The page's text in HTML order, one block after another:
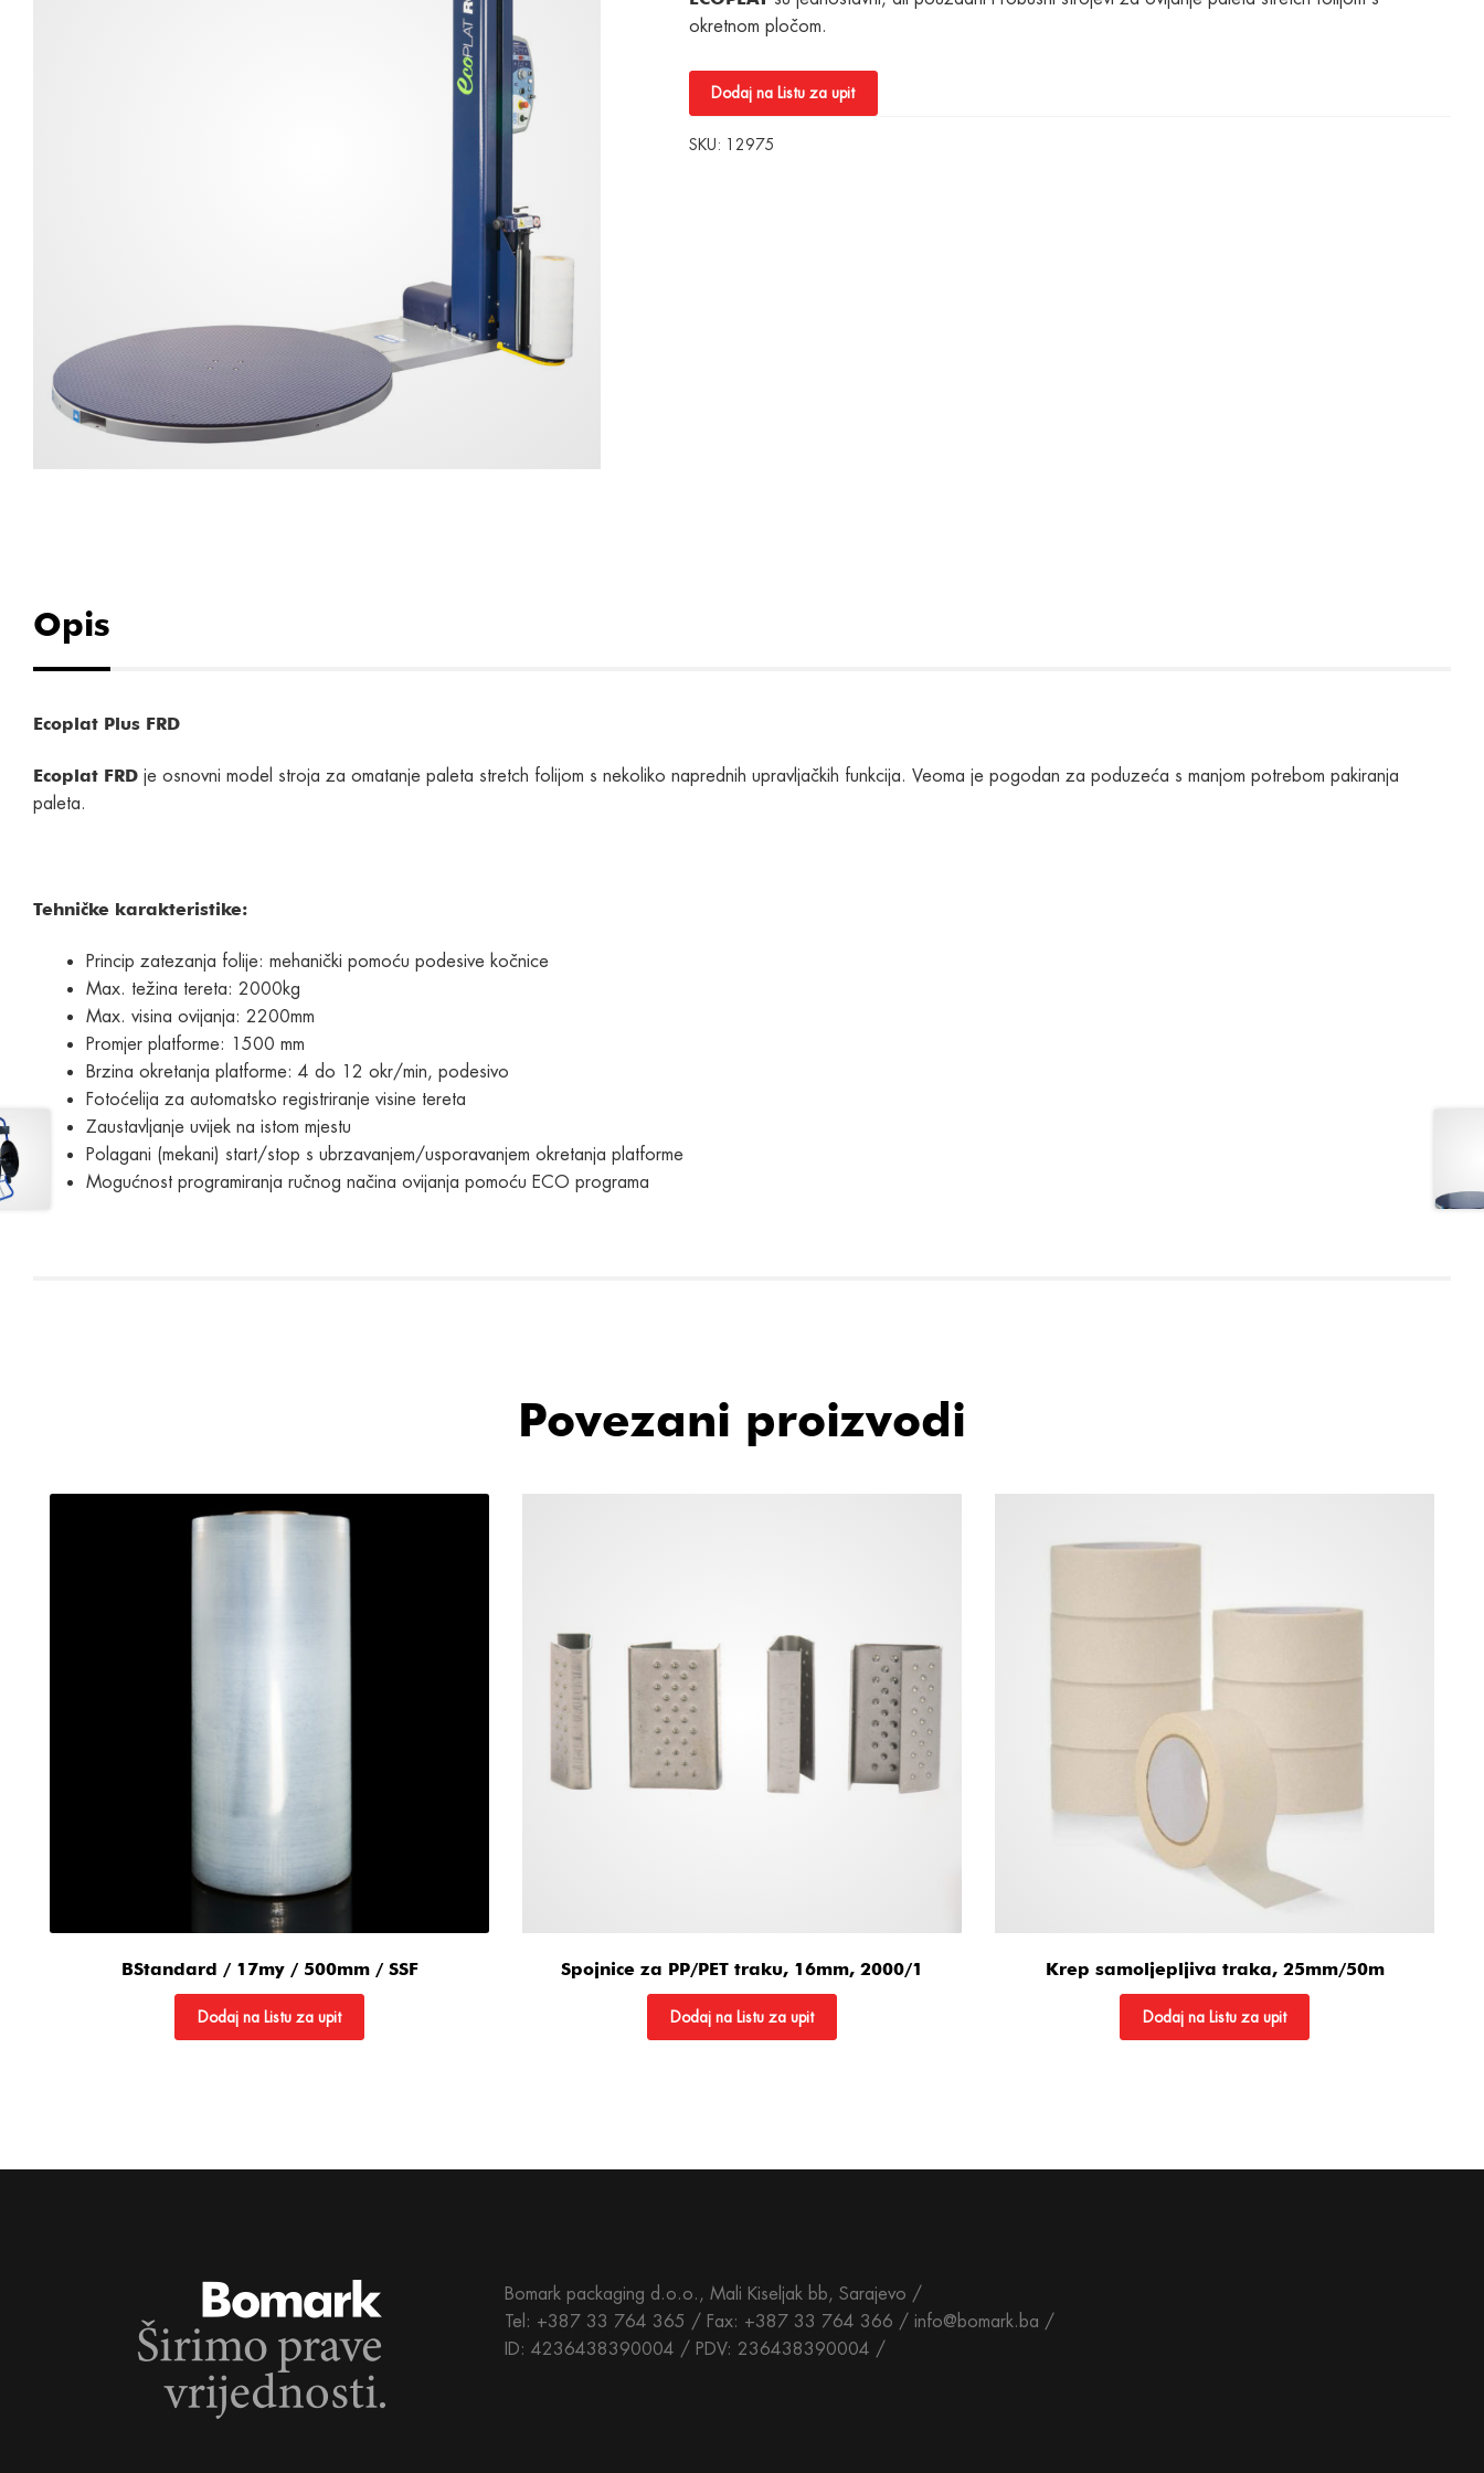
okretnom pločom.
Dodaj na Listu za upit
SKU: 12975
Opis
Ecoplat Plus FRD
Ecoplat FRD je osnovni model stroja za omatanje paleta stretch folijom s nekoliko naprednih upravljačkih funkcija. Veoma je pogodan za poduzeća s manjom potrebom pakiranja
paleta.
Tehničke karakteristike:
Princip zatezanja folije: mehanički pomoću podesive kočnice
Max. težina tereta: 2000kg
Max. visina ovijanja: 2200mm
Promjer platforme: 1500 mm
Brzina okretanja platforme: 4 do 12 okr/min, podesivo
Fotoćelija za automatsko registriranje visine tereta
Zaustavljanje uvijek na istom mjestu
Polagani (mekani) start/stop s ubrzavanjem/usporavanjem okretanja platforme
Mogućnost programiranja ručnog načina ovijanja pomoću ECO programa
Povezani proizvodi
BStandard / 17my / 500mm / SSF
Dodaj na Listu za upit
Spojnice za PP/PET traku, 16mm, 2000/1
Dodaj na Listu za upit
Krep samoljepljiva traka, 25mm/50m
Dodaj na Listu za upit
Bomark packaging d.o.o., Mali Kiseljak bb, Sarajevo /
Tel: +387 33 764 365 / Fax: +387 33 764 366 / info@bomark.ba /
ID: 4236438390004 / PDV: 236438390004 /